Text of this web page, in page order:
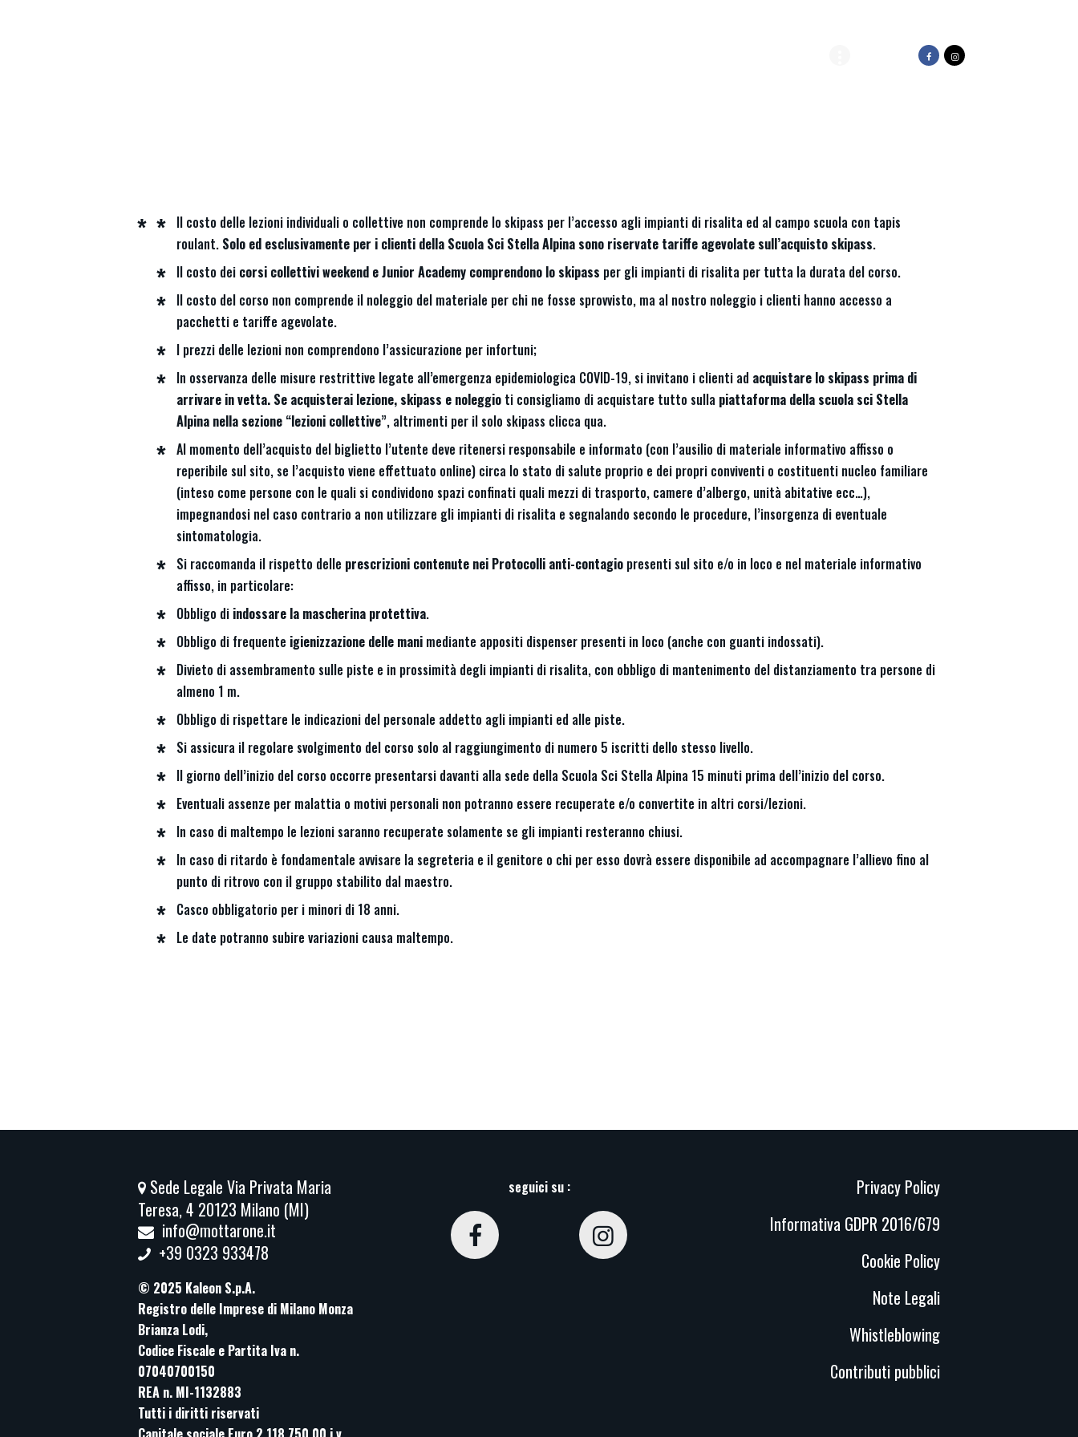
Adventure Park
Trail Park
News
Info
Il costo delle lezioni individuali o collettive non comprende lo skipass per l’accesso agli impianti di risalita ed al campo scuola con tapis
roulant. Solo ed esclusivamente per i clienti della Scuola Sci Stella Alpina sono riservate tariffe agevolate sull’acquisto skipass.
Il costo dei corsi collettivi weekend e Junior Academy comprendono lo skipass per gli impianti di risalita per tutta la durata del corso.
Il costo del corso non comprende il noleggio del materiale per chi ne fosse sprovvisto, ma al nostro noleggio i clienti hanno accesso a
pacchetti e tariffe agevolate.
I prezzi delle lezioni non comprendono l’assicurazione per infortuni;
In osservanza delle misure restrittive legate all’emergenza epidemiologica COVID-19, si invitano i clienti ad acquistare lo skipass prima di
arrivare in vetta. Se acquisterai lezione, skipass e noleggio ti consigliamo di acquistare tutto sulla piattaforma della scuola sci Stella
Alpina nella sezione “lezioni collettive”, altrimenti per il solo skipass clicca qua.
Al momento dell’acquisto del biglietto l’utente deve ritenersi responsabile e informato (con l’ausilio di materiale informativo affisso o
reperibile sul sito, se l’acquisto viene effettuato online) circa lo stato di salute proprio e dei propri conviventi o costituenti nucleo familiare
(inteso come persone con le quali si condividono spazi confinati quali mezzi di trasporto, camere d’albergo, unità abitative ecc…),
impegnandosi nel caso contrario a non utilizzare gli impianti di risalita e segnalando secondo le procedure, l’insorgenza di eventuale
sintomatologia.
Si raccomanda il rispetto delle prescrizioni contenute nei Protocolli anti-contagio presenti sul sito e/o in loco e nel materiale informativo
affisso, in particolare:
Obbligo di indossare la mascherina protettiva.
Obbligo di frequente igienizzazione delle mani mediante appositi dispenser presenti in loco (anche con guanti indossati).
Divieto di assembramento sulle piste e in prossimità degli impianti di risalita, con obbligo di mantenimento del distanziamento tra persone di
almeno 1 m.
Obbligo di rispettare le indicazioni del personale addetto agli impianti ed alle piste.
Si assicura il regolare svolgimento del corso solo al raggiungimento di numero 5 iscritti dello stesso livello.
Il giorno dell’inizio del corso occorre presentarsi davanti alla sede della Scuola Sci Stella Alpina 15 minuti prima dell’inizio del corso.
Eventuali assenze per malattia o motivi personali non potranno essere recuperate e/o convertite in altri corsi/lezioni.
In caso di maltempo le lezioni saranno recuperate solamente se gli impianti resteranno chiusi.
In caso di ritardo è fondamentale avvisare la segreteria e il genitore o chi per esso dovrà essere disponibile ad accompagnare l’allievo fino al
punto di ritrovo con il gruppo stabilito dal maestro.
Casco obbligatorio per i minori di 18 anni.
Le date potranno subire variazioni causa maltempo.
Sede Legale Via Privata Maria
Teresa, 4 20123 Milano (MI)
info@mottarone.it
+39 0323 933478
© 2025 Kaleon S.p.A.
Registro delle Imprese di Milano Monza
Brianza Lodi,
Codice Fiscale e Partita Iva n.
07040700150
REA n. MI-1132883
Tutti i diritti riservati
seguici su :
Privacy Policy
Informativa GDPR 2016/679
Cookie Policy
Note Legali
Whistleblowing
Contributi pubblici